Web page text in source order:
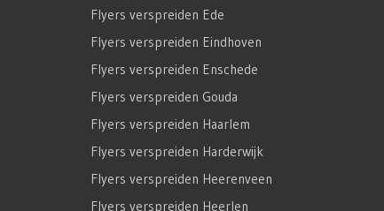
Flyers verspreiden Ede
Flyers verspreiden Eindhoven
Flyers verspreiden Enschede
Flyers verspreiden Gouda
Flyers verspreiden Haarlem
Flyers verspreiden Harderwijk
Flyers verspreiden Heerenveen
Flyers verspreiden Heerlen